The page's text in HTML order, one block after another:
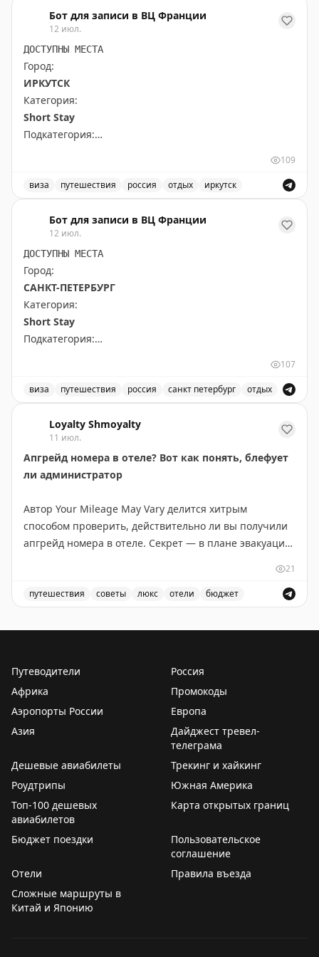
место для неожиданных открытий.
Points Miles and Bling
Бот для записи в ВЦ Франции
12 июл.
ДОСТУПНЫ МЕСТА
Город:
ИРКУТСК
Категория:
Short Stay
Подкатегория:
Доступны даты:
📆28.09.2026 (3 шт.): 10:00, 12:00, 9:00
Всего свободных мест:
109
виза путешествия россия отдых иркутск
Бот для записи в ВЦ Франции
12 июл.
ДОСТУПНЫ МЕСТА
Город:
САНКТ-ПЕТЕРБУРГ
Категория:
Short Stay
Подкатегория:
Доступны даты:
28.09.2026 (1 шт.): 16:10
29.09.2026 (2 шт.): 16:10, 16:20
Всего свободных мест:
107
виза путешествия россия санкт петербург отдых
Loyalty Shmoyalty
11 июл.
Апгрейд номера в отеле? Вот как понять, блефует
ли администратор
Автор Your Mileage May Vary делится хитрым
способом проверить, действительно ли вы получили
апгрейд номера в отеле. Секрет — в плане эвакуации
позволяет увидеть, где ваш номер находится в
иерархии отеля. В бюджетных отелях (Hyatt Place,
Hampton Inn) апгрейд часто означает всего лишь
планировкой различия более заметны. Автор
рекомендует всегда проверять карту эвакуации после
того, как вас поселили, чтобы понять реальный
размер полученного апгрейда. Иногда отель
действительно дает хороший номер, но часто
«апгрейд» оказывается весьма скромным.
Your Mileage May Vary Original
21
путешествия советы люкс отели бюджет
Путеводители
Россия
Африка
Промокоды
Аэропорты России
Европа
Азия
Дайджест тревел-
телеграма
Дешевые авиабилеты
Трекинг и хайкинг
Роудтрипы
Южная Америка
Топ-100 дешевых
авиабилетов
Карта открытых границ
Бюджет поездки
Пользовательское
соглашение
Отели
Правила въезда
Сложные маршруты в
Китай и Японию